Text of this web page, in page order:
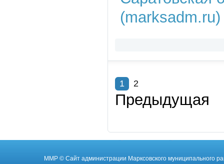
1 2
Предыдущая
ММР © Cайт администрации Марксовского муниципального